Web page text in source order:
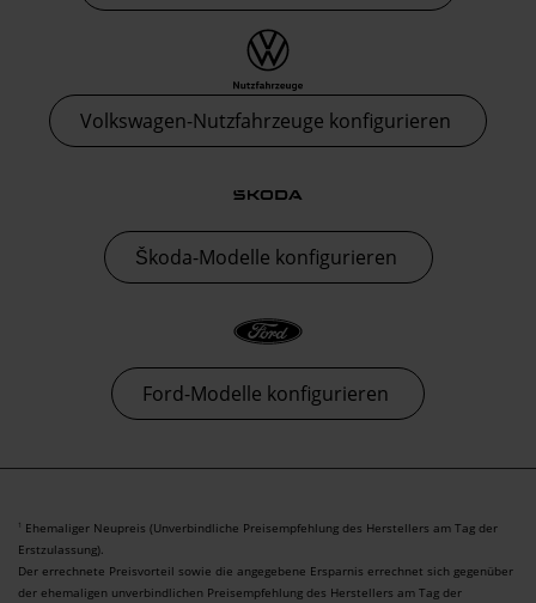
Volkswagen-Nutzfahrzeuge konfigurieren
Škoda-Modelle konfigurieren
Ford-Modelle konfigurieren
1 Ehemaliger Neupreis (Unverbindliche Preisempfehlung des Herstellers am Tag der
Erstzulassung).
Der errechnete Preisvorteil sowie die angegebene Ersparnis errechnet sich gegenüber
der ehemaligen unverbindlichen Preisempfehlung des Herstellers am Tag der